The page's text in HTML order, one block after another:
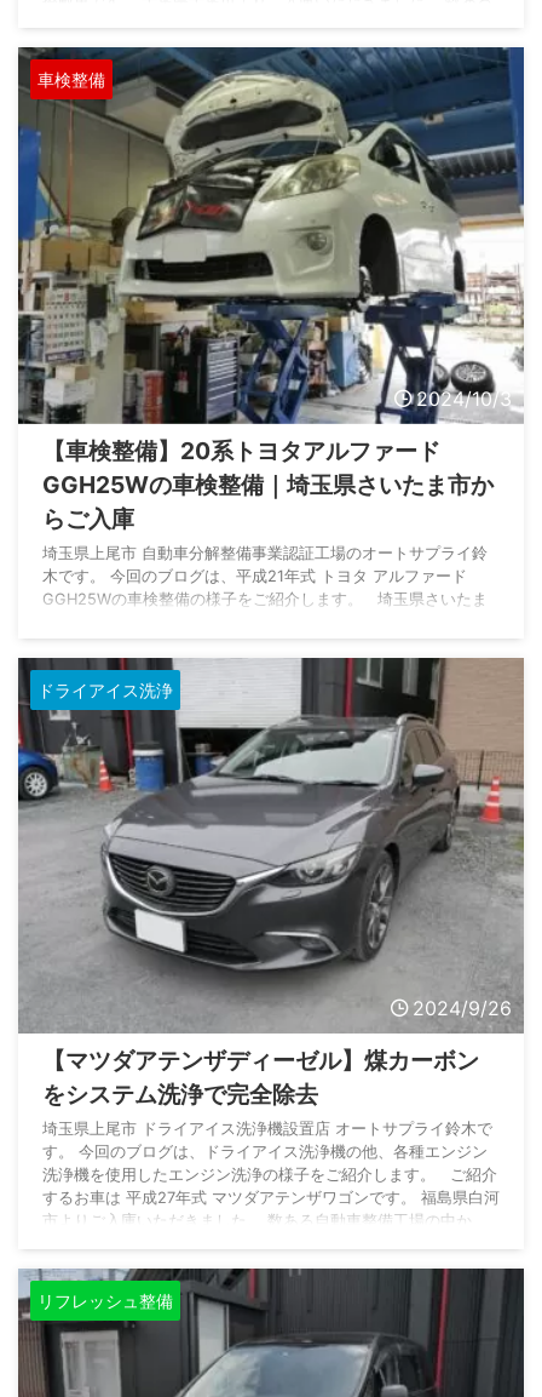
まして誠にありがとうございます。 車両情報 車名 デミオ メー
カー マツダ 型式 DJ5FS グレード X ...
車検整備
2024/10/3
【車検整備】20系トヨタアルファード
GGH25Wの車検整備｜埼玉県さいたま市か
らご入庫
埼玉県上尾市 自動車分解整備事業認証工場のオートサプライ鈴
木です。 今回のブログは、平成21年式 トヨタ アルファード
GGH25Wの車検整備の様子をご紹介します。 埼玉県さいたま
ございます。 オートサプライ鈴木では、トルコン太郎による
ATF/CVTオイル交換やディーゼルエンジンのドライアイス洗浄
などを行っておりますが、普通の車検整備なども対応しておりま
す。 &nb ...
ドライアイス洗浄
2024/9/26
【マツダアテンザディーゼル】煤カーボン
をシステム洗浄で完全除去
埼玉県上尾市 ドライアイス洗浄機設置店 オートサプライ鈴木で
す。 今回のブログは、ドライアイス洗浄機の他、各種エンジン
洗浄機を使用したエンジン洗浄の様子をご紹介します。 ご紹介
するお車は 平成27年式 マツダアテンザワゴンです。 福島県白河
市よりご入庫いただきました。 数ある自動車整備工場の中か
ございます。 車両情報 車名 アテンザワゴン メーカー マツダ
型式 LDA-GJ2AW グレード XD L Package 初 ...
リフレッシュ整備